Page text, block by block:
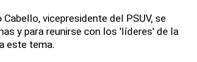
Cabello, vicepresidente del PSUV, se
y para reunirse con los 'líderes' de la
este tema.